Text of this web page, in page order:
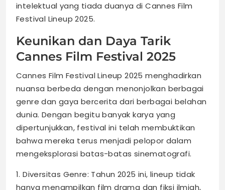
intelektual yang tiada duanya di Cannes Film
Festival Lineup 2025.
Keunikan dan Daya Tarik
Cannes Film Festival 2025
Cannes Film Festival Lineup 2025 menghadirkan
nuansa berbeda dengan menonjolkan berbagai
genre dan gaya bercerita dari berbagai belahan
dunia. Dengan begitu banyak karya yang
dipertunjukkan, festival ini telah membuktikan
bahwa mereka terus menjadi pelopor dalam
mengeksplorasi batas-batas sinematografi.
1. Diversitas Genre: Tahun 2025 ini, lineup tidak
hanya menampilkan film drama dan fiksi ilmiah,